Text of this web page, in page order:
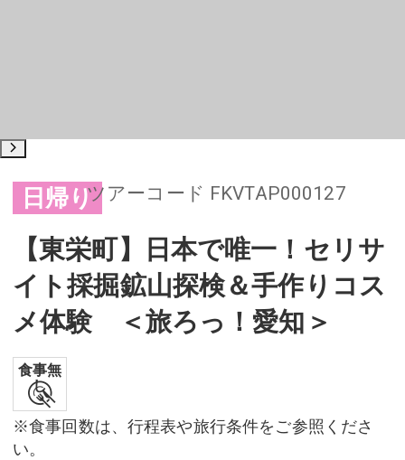
ツアーコード FKVTAP000127
日帰り
【東栄町】日本で唯一！セリサ
イト採掘鉱山探検＆手作りコス
メ体験 ＜旅ろっ！愛知＞
食事無
し
※食事回数は、行程表や旅行条件をご参照くださ
い。